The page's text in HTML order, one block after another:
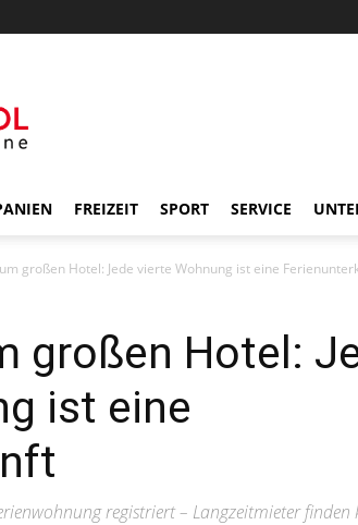
FREIZEIT SPORT SERVICE
großen Hotel: Jede vierte Wohnung ist eine
großen Hotel:
ist eine
registriert – Langzeitmieter finden